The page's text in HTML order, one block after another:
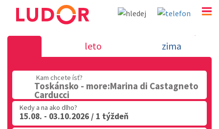
Marina di Castagneto Carducci -
02 2063 3182
leto zima
Kam chcete ísť?
Toskánsko - more:Marina di Castagneto
Carducci
Kedy a na ako dlho?
15.08. - 03.10.2026 / 1 týždeň